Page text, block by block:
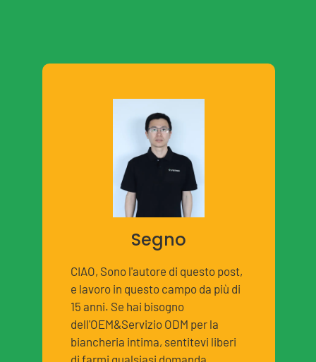
Segno
CIAO, Sono l'autore di questo post,
e lavoro in questo campo da più di
15 anni. Se hai bisogno
dell'OEM&Servizio ODM per la
biancheria intima, sentitevi liberi